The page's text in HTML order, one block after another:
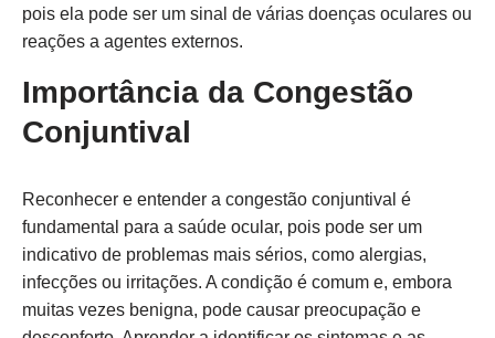
pois ela pode ser um sinal de várias doenças oculares ou
reações a agentes externos.
Importância da Congestão
Conjuntival
Reconhecer e entender a congestão conjuntival é
fundamental para a saúde ocular, pois pode ser um
indicativo de problemas mais sérios, como alergias,
infecções ou irritações. A condição é comum e, embora
muitas vezes benigna, pode causar preocupação e